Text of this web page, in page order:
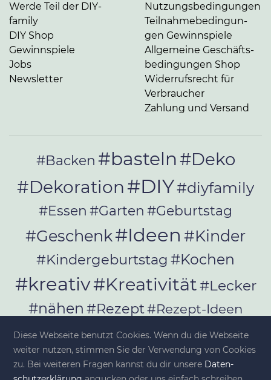
Werde Teil der DIY-
family
DIY Shop
Gewinnspiele
Jobs
Newsletter
Nut­zungs­be­din­gun­gen
Teil­nah­me­be­din­gun­
gen Gewinnspiele
Allgemeine Ge­schäfts­
be­din­gun­gen Shop
Widerrufsrecht für
Verbraucher
Zahlung und Versand
#Backen #basteln#Deko
#Dekoration #DIY#diyfamily
#Essen #Garten #Geburtstag
#Geschenk#Ideen #Kinder
#Kindergeburtstag #Kochen
#kreativ#Kreativität#Lecker
#nähen #Rezept#Rezept-Ideen
#Rezepte#selber_bauen
#selber_machen
Diese Webseite benutzt Cookies. Wenn du die Webseite
weiter nutzen, stimmen Sie der Verwendung von Cookies
zu. Bei weiteren Fragen kannst du dir unsere Da­ten­